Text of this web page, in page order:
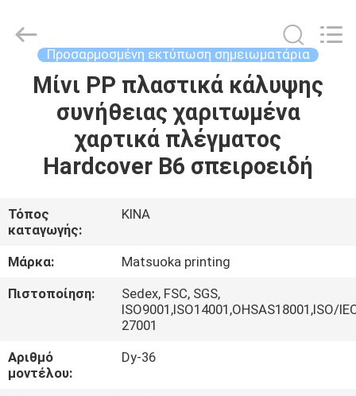
ΣΠΊΤΙ
ΠΡΟΪΌΝΤΑ
ΕΜΕΊΣ
ΓΎΡΟΣ
ΕΡΓΟΣΤΑΣΊΩΝ
ΈΛΕΓΧΟΣ
printing
co.,LTD.
Προσαρμοσμένη εκτύπωση σημειωματάρια
Μίνι PP πλαστικά κάλυψης
συνήθειας χαριτωμένα
χαρτικά πλέγματος
Hardcover B6 σπειροειδή
Τόπος
καταγωγής:
ΚΙΝΑ
Μάρκα:
Matsuoka printing
Πιστοποίηση:
Sedex, FSC, SGS,
ISO9001,ISO14001,OHSAS18001,ISO/
27001
Αριθμό
μοντέλου:
Dy-36